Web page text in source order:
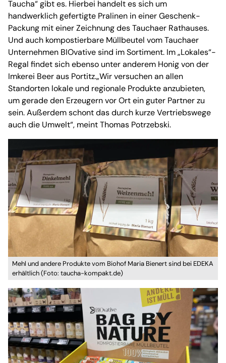
Taucha“ gibt es. Hierbei handelt es sich um
handwerklich gefertigte Pralinen in einer Geschenk-
Packung mit einer Zeichnung des Tauchaer Rathauses.
Und auch kompostierbare Müllbeutel vom Tauchaer
Unternehmen BIOvative sind im Sortiment. Im „Lokales“-
Regal findet sich ebenso unter anderem Honig von der
Imkerei Beer aus Portitz.„Wir versuchen an allen
Standorten lokale und regionale Produkte anzubieten,
um gerade den Erzeugern vor Ort ein guter Partner zu
sein. Außerdem schont das durch kurze Vertriebswege
auch die Umwelt“, meint Thomas Potrzebski.
Mehl und andere Produkte vom Biohof Maria Bienert sind bei EDEKA
erhältlich (Foto: taucha-kompakt.de)